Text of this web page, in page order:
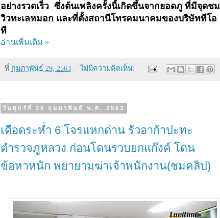
อย่างรวดเร็ว ซึ่งต้นเพลิงครั้งนี้เกิดขึ้นจากยอดภู ที่มีจุดชม
วิวทะเลหมอก และที่ตั้งสถานีโทรคมนาคมของบริษัททีโอ
ที
อ่านเพิ่มเติม »
ที่ กุมภาพันธ์ 29, 2563 ไม่มีความคิดเห็น:
วันศุกร์ที่ 28 กุมภาพันธ์ พ.ศ. 2563
เดือดระห่ำ 6 โจรแหกด่าน รัวอาก้าปะทะ
ตำรวจภูหลวง ก่อนโดนรวบยกแก๊งค์ โดน
ข้อหาหนัก พยายามฆ่าเจ้าพนักงาน(ชมคลิป)